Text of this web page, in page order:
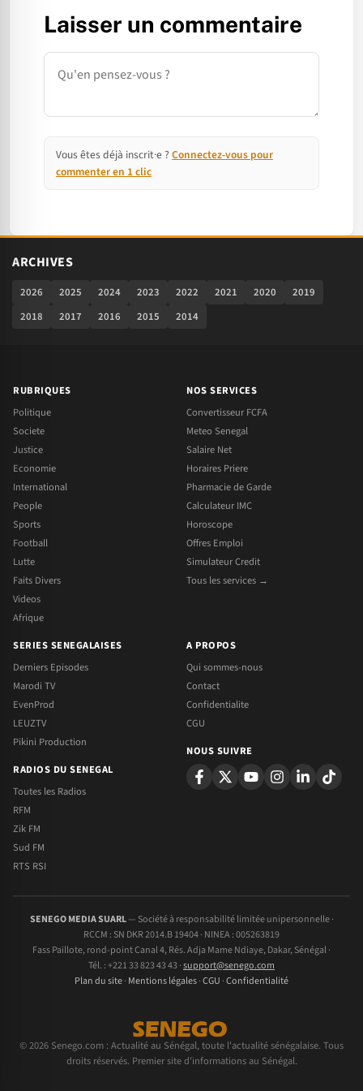
Laisser un commentaire
Commentaire
Vous êtes déjà inscrit·e ? Connectez-vous pour
commenter en 1 clic
ARCHIVES
2026 2025 2024 2023 2022 2021 2020
2019
2018
2017 2016 2015 2014
RUBRIQUES
Politique
Societe
Justice
Economie
International
People
Sports
Football
Lutte
Faits Divers
Videos
Afrique
NOS SERVICES
Convertisseur FCFA
Meteo Senegal
Salaire Net
Horaires Priere
Pharmacie de Garde
Calculateur IMC
Horoscope
Offres Emploi
Simulateur Credit
Tous les services →
SERIES SENEGALAISES
Derniers Episodes
Marodi TV
EvenProd
LEUZTV
Pikini Production
RADIOS DU SENEGAL
Toutes les Radios
RFM
Zik FM
Sud FM
RTS RSI
A PROPOS
Qui sommes-nous
Contact
Confidentialite
CGU
NOUS SUIVRE
SENEGO MEDIA SUARL— Société à responsabilité limitée unipersonnelle ·
RCCM : SN DKR 2014.B 19404 · NINEA : 005263819
Fass Paillote, rond-point Canal 4, Rés. Adja Mame Ndiaye, Dakar, Sénégal ·
Tél. : +221 33 823 43 43 ·support@senego.com
Plan du site· Mentions légales·CGU ·Confidentialité
© 2026 Senego.com : Actualité au Sénégal, toute l'actualité sénégalaise. Tous
droits réservés. Premier site d'informations au Sénégal.